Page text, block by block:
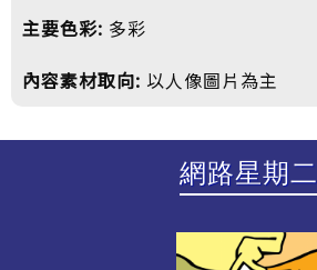
主要色彩: 多彩
內容素材取向: 以人像圖片為主
網路星期二